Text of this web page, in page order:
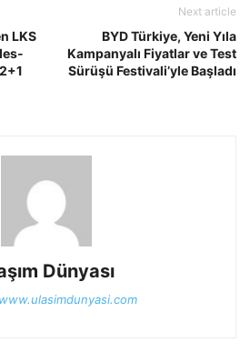
LKS
Next article
BYD Türkiye, Yeni Yıla
Kampanyalı Fiyatlar ve Test
Sürüşü Festivali’yle Başladı
Dünyası